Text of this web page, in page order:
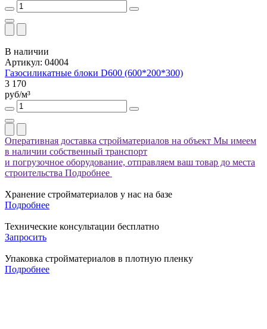
В наличии
Артикул: 04004
Газосиликатные блоки D600 (600*200*300)
3 170
руб/м³
Оперативная доставка стройматериалов на объект Мы имеем
в наличии собственный транспорт
и погрузочное оборудование, отправляем ваш товар до места
строительства Подробнее
Хранение стройматериалов у нас на базе
Подробнее
Технические консультации бесплатно
Запросить
Упаковка стройматериалов в плотную пленку
Подробнее